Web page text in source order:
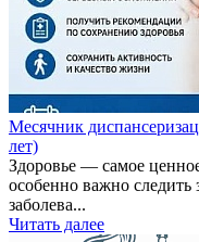
Месячник
лет)
Здоровье — самое
особенно важно следить
заболева...
Читать далее